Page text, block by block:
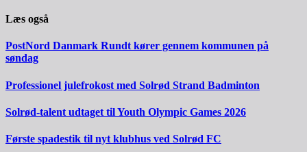
Læs også
PostNord Danmark Rundt kører gennem kommunen på
søndag
Professionel julefrokost med Solrød Strand Badminton
Solrød-talent udtaget til Youth Olympic Games 2026
Første spadestik til nyt klubhus ved Solrød FC